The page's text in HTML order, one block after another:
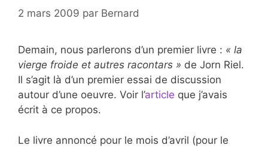
2 mars 2009 par Bernard
Demain, nous parlerons d’un premier livre : « la
vierge froide et autres racontars » de Jorn Riel.
Il s’agit là d’un premier essai de discussion
autour d’une oeuvre. Voir l’article que j’avais
écrit à ce propos.
Le livre annoncé pour le mois d’avril (pour le